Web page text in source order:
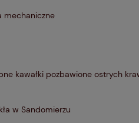
mechaniczne
kawałki pozbawione ostrych
w Sandomierzu